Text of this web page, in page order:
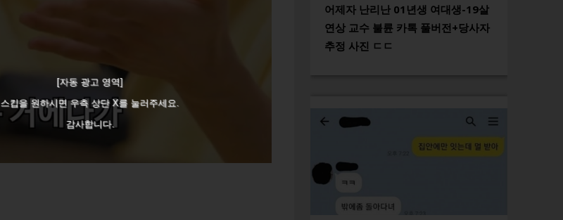
[자동 광고 영역]
스킵을 원하시면 우측 상단 X를 눌러주세요.
감사합니다.
어제자 난리난 01년생 여대생-19살
연상 교수 불륜 카톡 풀버전+당사자
추정 사진 ㄷㄷ